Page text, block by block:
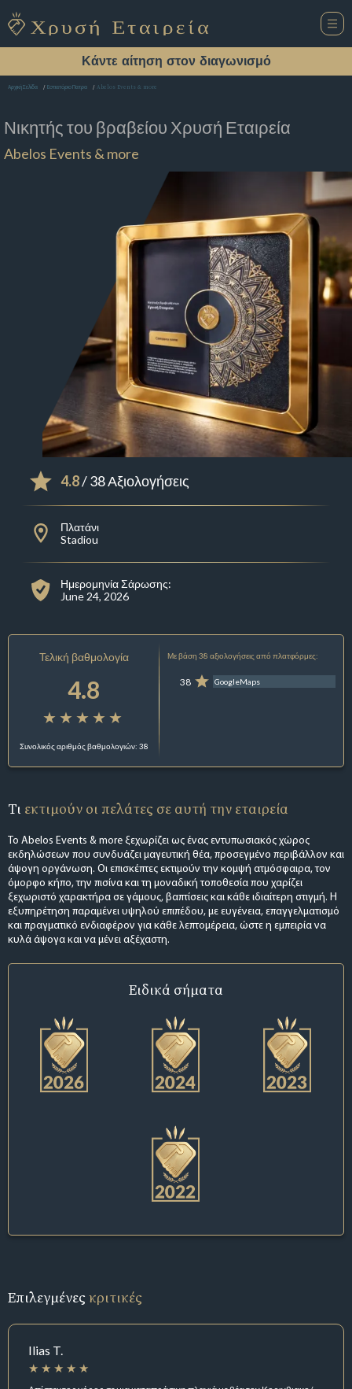
Κάντε αίτηση στον διαγωνισμό
Αρχική Σελίδα Εστιατόριο Πατρα Abelos Events & more
Νικητής του βραβείου Χρυσή Εταιρεία
Abelos Events & more
4.8/ 38 Αξιολογήσεις
Πλατάνι
Stadiou
Ημερομηνία Σάρωσης:
June 24, 2026
Τελική βαθμολογία
4.8
Συνολικός αριθμός βαθμολογιών: 38
Με βάση 38 αξιολογήσεις από πλατφόρμες:
38 GoogleMaps
Τι εκτιμούν οι πελάτες σε αυτή την εταιρεία
Το Abelos Events & more ξεχωρίζει ως ένας εντυπωσιακός χώρος
εκδηλώσεων που συνδυάζει μαγευτική θέα, προσεγμένο περιβάλλον και
άψογη οργάνωση. Οι επισκέπτες εκτιμούν την κομψή ατμόσφαιρα, τον
όμορφο κήπο, την πισίνα και τη μοναδική τοποθεσία που χαρίζει
ξεχωριστό χαρακτήρα σε γάμους, βαπτίσεις και κάθε ιδιαίτερη στιγμή. Η
εξυπηρέτηση παραμένει υψηλού επιπέδου, με ευγένεια, επαγγελματισμό
και πραγματικό ενδιαφέρον για κάθε λεπτομέρεια, ώστε η εμπειρία να
κυλά άψογα και να μένει αξέχαστη.
Ειδικά σήματα
Επιλεγμένεςκριτικές
Ilias T.